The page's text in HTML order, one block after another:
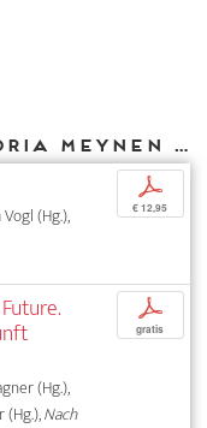
Weitere Texte von Gloria Meynen bei DIAPHANES
(Hg.),
p
€ 12,95
(Hg.),
(Hg.),Nach
p
gratis